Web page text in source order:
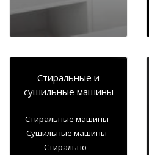
Стиральные и
сушильные машины
Стиральные машины
Сушильные машины
Стирально-